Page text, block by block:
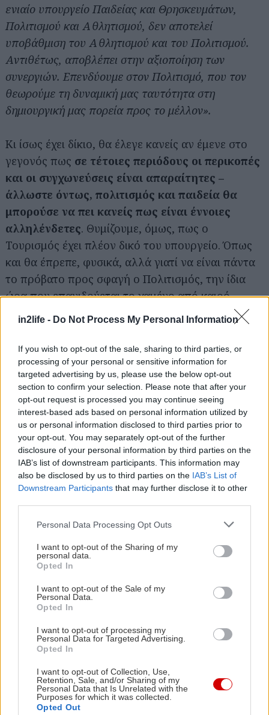
in2life - Do Not Process My Personal Information
If you wish to opt-out of the sale, sharing to third parties, or
processing of your personal or sensitive information for
targeted advertising by us, please use the below opt-out
section to confirm your selection. Please note that after your
opt-out request is processed you may continue seeing
interest-based ads based on personal information utilized by
us or personal information disclosed to third parties prior to
your opt-out. You may separately opt-out of the further
disclosure of your personal information by third parties on the
IAB’s list of downstream participants. This information may
also be disclosed by us to third parties on the IAB’s List of
Downstream Participants that may further disclose it to other
Please note that this website/app uses one or more Google
not limited to your visit or usage behaviour. You may click to
grant or deny consent to Google and its third-party tags to
use your data for below specified purposes in below Google
consent section.
Personal Data Processing Opt Outs
I want to opt-out of the Sharing of my
personal data.
Opted In
I want to opt-out of the Sale of my
Personal Data.
Opted In
I want to opt-out of processing my
Personal Data for Targeted Advertising.
Opted In
I want to opt-out of Collection, Use,
Retention, Sale, and/or Sharing of my
Personal Data that Is Unrelated with the
Purposes for which it was collected.
Opted Out
ενιαίο υπουργείο Παιδείας και Θρησκευμάτων,
Πολιτισμού και Αθλητισμού, δεν αποτελεί
υποβάθμιση του Αθλητισμού και του Πολιτισμού.
Αντιθέτως, αποβλέπει στην αξιοποίηση των
συνεργιών. Επενδύουμε στον Πολιτισμό, που τον
θεωρούμε τη δυναμική μας ταυτότητα στη
δημιουργική μας πορεία προς το μέλλον».
Κι ίσως έχει δίκιο, θα έλεγε κανείς αν έμενε στο
γεγονός πως σε τέτοιες περιόδους οι περικοπές
και οι συγχωνεύσεις είναι απαραίτητες –
άλλωστε όντως, πολιτισμός και παιδεία θα
μπορούσε να πει κανείς πως είναι έννοιες
αλληλένδετες. Θυμίζουμε, όμως, πως ο
Τουρισμός έχει πλέον δικό του υπουργείο. Όπως
και θα έπρεπε, φυσικά, αλλά γιατί να είναι πάντα
το πρόβατο προς σφαγή ο Πολιτισμός, την ίδια
ώρα που επανιδρύεται το χαμένο από καιρό
υπουργείο Μακεδονίας-Θράκης;
*Μπάτε σκύλοι…
Και κλέψτε έναν Πικάσο. Ή μερικά αρχαία, έχουμε
πολλά από δαύτα. Κι αφού τα τελευταία χρόνια
έγινε ένα γερό πλιάτσικο σε πινακοθήκες και
αρχαιολογικούς χώρους, δεν άνοιξε ρουθούνι για
όλα αυτά –η παραίτηση Γερουλάνου δεν έγινε
δεκτή- γεγονός που αποδεικνύει πως ο
Πολιτισμός σε μια χώρα που περηφανεύεται για
την κουλτούρα της αποτελεί αφύλαχτο αμπέλι.
Όταν προ ολίγων ετών, το υπουργείο ανακοίνωνε
λουκέτα σε αρκετά από τα ΔΗΠΕΘΕ που είχαν
ιδρυθεί επί Μελίνας Μερκούρη, η επίσημη
δικαιολογία ήταν οι αναγκαίες περικοπές. Και
φυσικά, οι περικοπές θα έπρεπε να ξεκινήσουν
από τους περιττούς και ανενεργούς φορείς. Το
γιατί, όμως, όπως αποκαλύφθηκε προ ολίγων
ημερών,έμενε ως σήμερα ενεργός ο
«Οργανισμός Ανέγερσης Νέου Μουσείου
Ακρόπολης», τρία χρόνια μετά την ανέγερση
και την πρώτη ημέρα λειτουργίας του